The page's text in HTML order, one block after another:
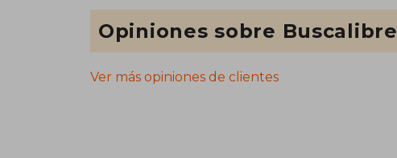
Opiniones sobre Buscalibre
Ver más opiniones de clientes